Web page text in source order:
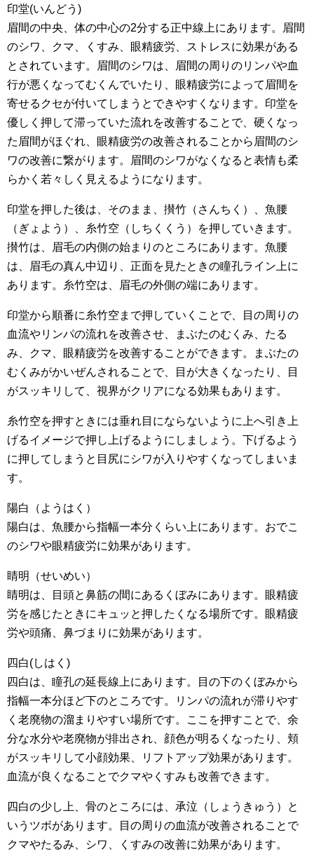
印堂(いんどう)
眉間の中央、体の中心の2分する正中線上にあります。眉間
のシワ、クマ、くすみ、眼精疲労、ストレスに効果がある
とされています。眉間のシワは、眉間の周りのリンパや血
行が悪くなってむくんでいたり、眼精疲労によって眉間を
寄せるクセが付いてしまうとできやすくなります。印堂を
優しく押して滞っていた流れを改善することで、硬くなっ
た眉間がほぐれ、眼精疲労の改善されることから眉間のシ
ワの改善に繋がります。眉間のシワがなくなると表情も柔
らかく若々しく見えるようになります。
印堂を押した後は、そのまま、攅竹（さんちく）、魚腰
（ぎょよう）、糸竹空（しちくくう）を押していきます。
攅竹は、眉毛の内側の始まりのところにあります。魚腰
は、眉毛の真ん中辺り、正面を見たときの瞳孔ライン上に
あります。糸竹空は、眉毛の外側の端にあります。
印堂から順番に糸竹空まで押していくことで、目の周りの
血流やリンパの流れを改善させ、まぶたのむくみ、たる
み、クマ、眼精疲労を改善することができます。まぶたの
むくみがかいぜんされることで、目が大きくなったり、目
がスッキリして、視界がクリアになる効果もあります。
糸竹空を押すときには垂れ目にならないように上へ引き上
げるイメージで押し上げるようにしましょう。下げるよう
に押してしまうと目尻にシワが入りやすくなってしまいま
す。
陽白（ようはく）
陽白は、魚腰から指幅一本分くらい上にあります。おでこ
のシワや眼精疲労に効果があります。
睛明（せいめい）
睛明は、目頭と鼻筋の間にあるくぼみにあります。眼精疲
労を感じたときにキュッと押したくなる場所です。眼精疲
労や頭痛、鼻づまりに効果があります。
四白(しはく)
四白は、瞳孔の延長線上にあります。目の下のくぼみから
指幅一本分ほど下のところです。リンパの流れが滞りやす
く老廃物の溜まりやすい場所です。ここを押すことで、余
分な水分や老廃物が排出され、顔色が明るくなったり、頬
がスッキリして小顔効果、リフトアップ効果があります。
血流が良くなることでクマやくすみも改善できます。
四白の少し上、骨のところには、承泣（しょうきゅう）と
いうツボがあります。目の周りの血流が改善されることで
クマやたるみ、シワ、くすみの改善に効果があります。